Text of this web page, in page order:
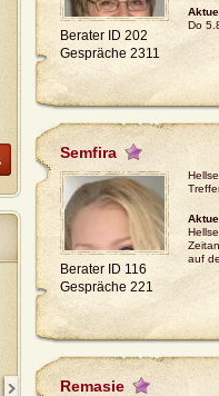
Ela
PIN: 415
Liebe Ela, wieder ein Volltreffer!!!
Danke Danke!!! LG T.
Berater ID 202
Gespräche 2311
Do
Semfira
Berater ID 116
Gespräche 221
auf
Remasie